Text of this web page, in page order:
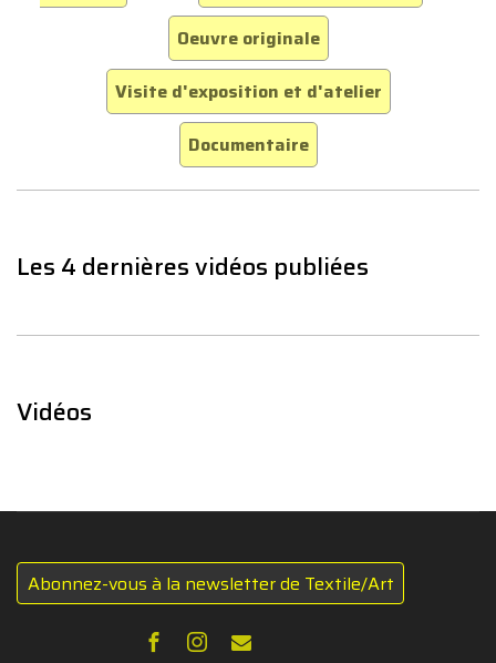
Oeuvre originale
Visite d'exposition et d'atelier
Documentaire
Les 4 dernières vidéos publiées
Vidéos
Abonnez-vous à la newsletter de Textile/Art